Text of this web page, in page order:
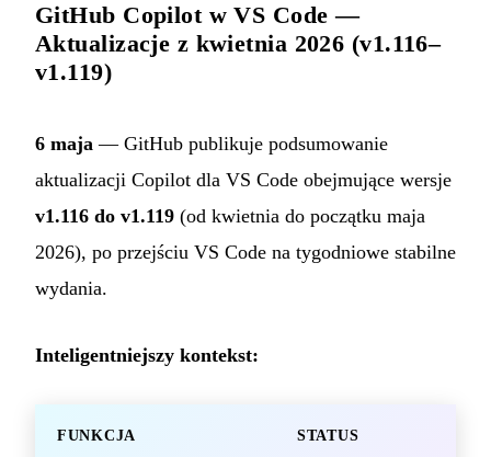
GitHub Copilot w VS Code —
Aktualizacje z kwietnia 2026 (v1.116–
v1.119)
6 maja — GitHub publikuje podsumowanie
aktualizacji Copilot dla VS Code obejmujące wersje
v1.116 do v1.119 (od kwietnia do początku maja
2026), po przejściu VS Code na tygodniowe stabilne
wydania.
Inteligentniejszy kontekst:
FUNKCJA STATUS